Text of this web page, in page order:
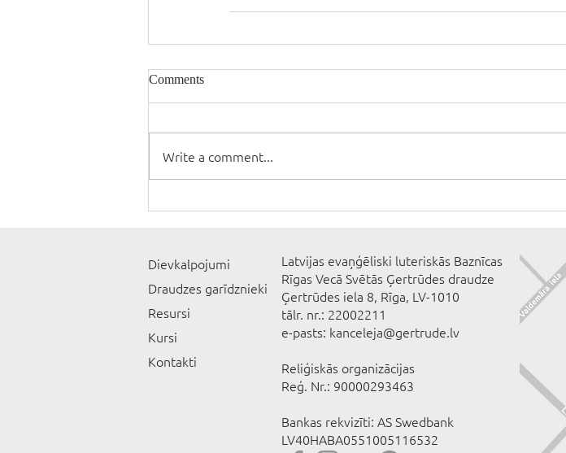
Comments
Write a comment...
Dievkalpojumi
Draudzes garīdznieki
Resursi
Kursi
Kontakti
Latvijas evaņģēliski luteriskās Baznīcas
Rīgas Vecā Svētās Ģertrūdes draudze
Ģertrūdes iela 8, Rīga, LV-1010
tālr. nr.: 22002211
e-pasts: kanceleja@gertrude.lv
Reliģiskās organizācijas
Reģ. Nr.: 90000293463
Bankas rekvizīti: AS Swedbank
LV40HABA0551005116532